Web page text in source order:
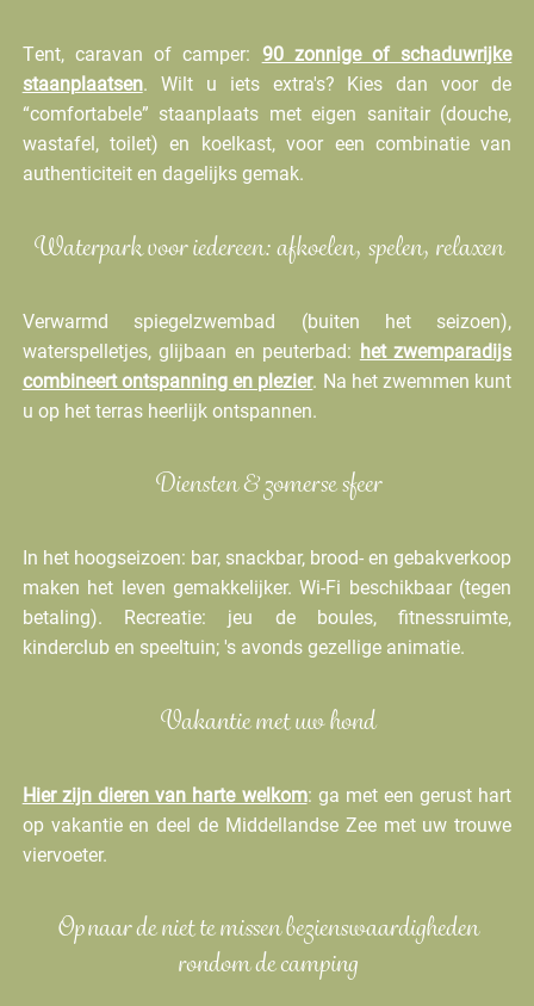
Tent, caravan of camper: 90 zonnige of schaduwrijke
staanplaatsen. Wilt u iets extra's? Kies dan voor de
“comfortabele” staanplaats met eigen sanitair (douche,
wastafel, toilet) en koelkast, voor een combinatie van
authenticiteit en dagelijks gemak.
Waterpark voor iedereen: afkoelen, spelen, relaxen
Verwarmd spiegelzwembad (buiten het seizoen),
waterspelletjes, glijbaan en peuterbad: het zwemparadijs
combineert ontspanning en plezier. Na het zwemmen kunt
u op het terras heerlijk ontspannen.
Diensten & zomerse sfeer
In het hoogseizoen: bar, snackbar, brood- en gebakverkoop
maken het leven gemakkelijker. Wi-Fi beschikbaar (tegen
betaling). Recreatie: jeu de boules, fitnessruimte,
kinderclub en speeltuin; 's avonds gezellige animatie.
Vakantie met uw hond
Hier zijn dieren van harte welkom: ga met een gerust hart
op vakantie en deel de Middellandse Zee met uw trouwe
viervoeter.
Op naar de niet te missen bezienswaardigheden
rondom de camping